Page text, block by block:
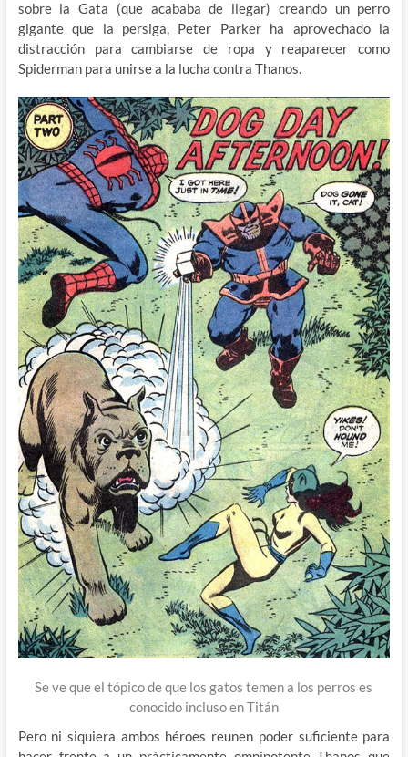
sobre la Gata (que acababa de llegar) creando un perro
gigante que la persiga, Peter Parker ha aprovechado la
distracción para cambiarse de ropa y reaparecer como
Spiderman para unirse a la lucha contra Thanos.
Se ve que el tópico de que los gatos temen a los perros es
conocido incluso en Titán
Pero ni siquiera ambos héroes reunen poder suficiente para